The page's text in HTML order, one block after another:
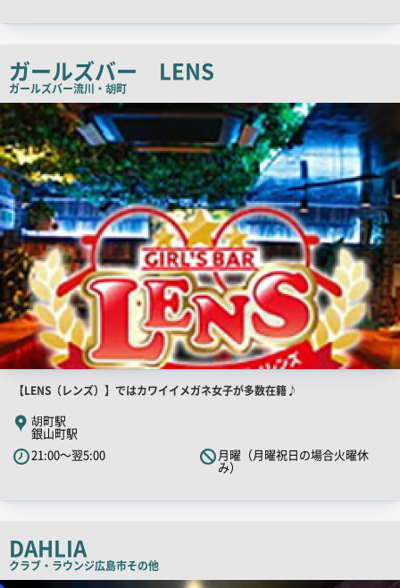
コ
ピ
ー
ガールズバー LENS
ガールズバー流川・胡町
店
舗
PR
画
像
店
舗
PR
キ
ッ
コ
ピ
ー
【LENS（レンズ）】ではカワイイメガネ女子が多数在籍♪
胡町駅
銀山町駅
21:00～翌5:00
月曜（月曜祝日の場合火曜休
み）
DAHLIA
クラブ・ラウンジ広島市その他